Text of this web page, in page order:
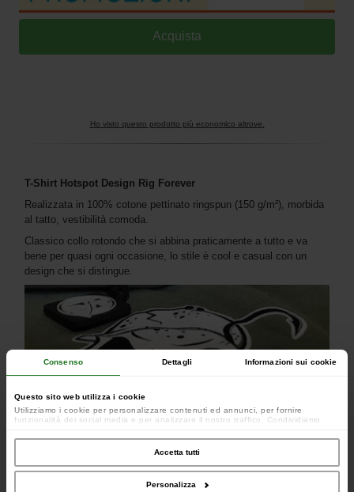
Consenso Dettagli Informazioni sui cookie
Questo sito web utilizza i cookie
Utilizziamo i cookie per personalizzare contenuti ed annunci, per fornire
funzionalità dei social media e per analizzare il nostro traffico. Condividiamo
occupano di analisi dei dati web, pubblicità e social media, i quali potrebbero
combinarle con altre informazioni che hai fornito loro o che hanno raccolto dal
Accetta tutti
Personalizza
Ho visto questo prodotto più economico altrove.
T-Shirt Hotspot Design Rig Forever
Realizzata in 100% cotone pettinato ringspun (150 g/m²), morbida
al tatto, vestibilità comoda.
Classico collo rotondo che si abbina praticamente a tutto e va
bene per quasi ogni occasione, lo stile è cool e casual con un
design che si distingue.